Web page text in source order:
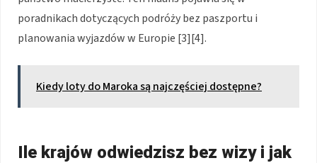
poradnikach dotyczących podróży bez paszportu i
planowania wyjazdów w Europie [3][4].
Kiedy loty do Maroka są najczęściej dostępne?
Ile krajów odwiedzisz bez wizy i jak